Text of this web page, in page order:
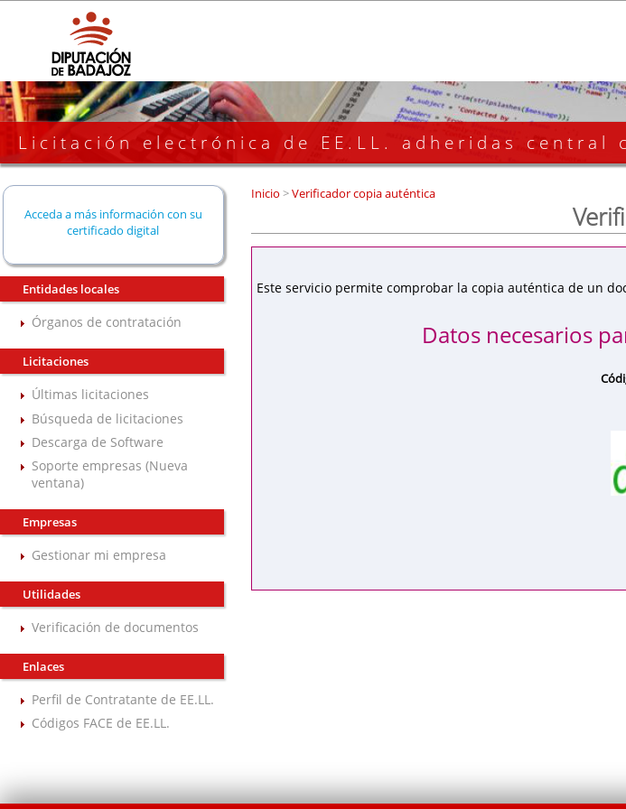
Licitación electrónica de EE.LL. adheridas central
Acceda a más información con su
certificado digital
Entidades locales
Órganos de contratación
Licitaciones
Últimas licitaciones
Búsqueda de licitaciones
Descarga de Software
Soporte empresas (Nueva
ventana)
Empresas
Gestionar mi empresa
Utilidades
Verificación de documentos
Enlaces
Perfil de Contratante de EE.LL.
Códigos FACE de EE.LL.
Inicio >Verificador copia auténtica
Este servicio permite comprobar la copia auténtica de un
Datos necesarios